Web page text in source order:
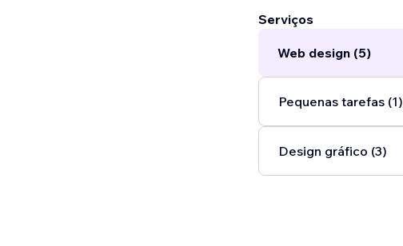
Serviços
Web design (5)
Pequenas tarefas (1)
Design gráfico (3)